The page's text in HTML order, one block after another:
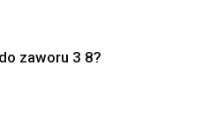
zaworu 3 8?